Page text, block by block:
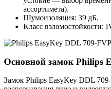
ассортимета).
Шумоизоляция: 39 дБ.
Класс взломостойкости:
Основной замок Philips
Замок Philips EasyKey DDL